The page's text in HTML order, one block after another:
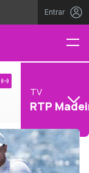
Entrar
TV
RTP